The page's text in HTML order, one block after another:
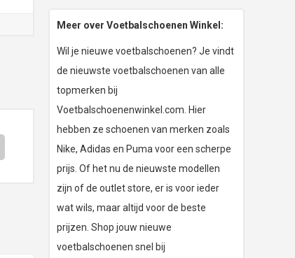
Meer over Voetbalschoenen Winkel:
Wil je nieuwe voetbalschoenen? Je vindt
de nieuwste voetbalschoenen van alle
topmerken bij
Voetbalschoenenwinkel.com. Hier
hebben ze schoenen van merken zoals
Nike, Adidas en Puma voor een scherpe
prijs. Of het nu de nieuwste modellen
zijn of de outlet store, er is voor ieder
wat wils, maar altijd voor de beste
prijzen. Shop jouw nieuwe
voetbalschoenen snel bij